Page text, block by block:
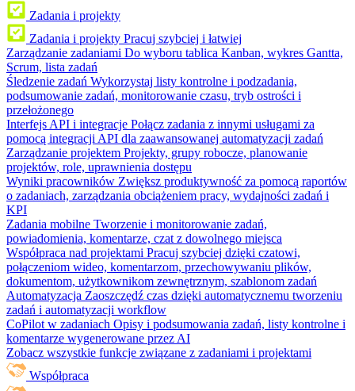
Zadania i projekty
Zadania i projekty Pracuj szybciej i łatwiej
Zarządzanie zadaniami Do wyboru tablica Kanban, wykres Gantta,
Scrum, lista zadań
Śledzenie zadań Wykorzystaj listy kontrolne i podzadania,
podsumowanie zadań, monitorowanie czasu, tryb ostrości i
przełożonego
Interfejs API i integracje Połącz zadania z innymi usługami za
pomocą integracji API dla zaawansowanej automatyzacji zadań
Zarządzanie projektem Projekty, grupy robocze, planowanie
projektów, role, uprawnienia dostępu
Wyniki pracowników Zwiększ produktywność za pomocą raportów
o zadaniach, zarządzania obciążeniem pracy, wydajności zadań i
KPI
Zadania mobilne Tworzenie i monitorowanie zadań,
powiadomienia, komentarze, czat z dowolnego miejsca
Współpraca nad projektami Pracuj szybciej dzięki czatowi,
połączeniom wideo, komentarzom, przechowywaniu plików,
dokumentom, użytkownikom zewnętrznym, szablonom zadań
Automatyzacja Zaoszczędź czas dzięki automatycznemu tworzeniu
zadań i automatyzacji workflow
CoPilot w zadaniach Opisy i podsumowania zadań, listy kontrolne i
komentarze wygenerowane przez AI
Zobacz wszystkie funkcje związane z zadaniami i projektami
Współpraca